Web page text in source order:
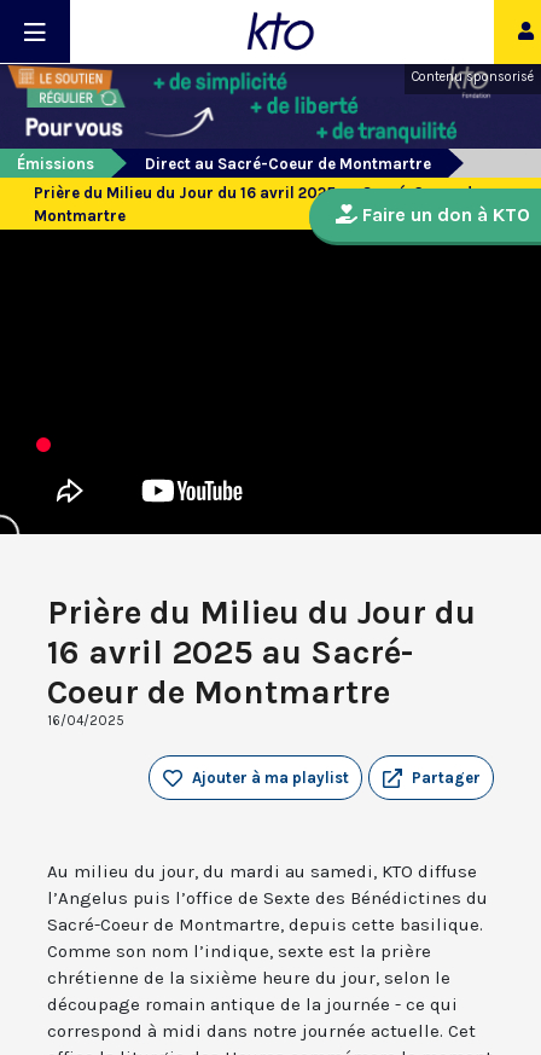
Contenu sponsorisé
Émissions
Direct au Sacré-Coeur de Montmartre
Prière du Milieu du Jour du 16 avril 2025 au Sacré-Coeur de
Montmartre
Prière du Milieu du Jour du
16 avril 2025 au Sacré-
Coeur de Montmartre
16/04/2025
Partager
Ajouter à ma playlist
Au milieu du jour, du mardi au samedi, KTO diffuse
l’Angelus puis l’office de Sexte des Bénédictines du
Sacré-Coeur de Montmartre, depuis cette basilique.
Comme son nom l’indique, sexte est la prière
chrétienne de la sixième heure du jour, selon le
découpage romain antique de la journée - ce qui
correspond à midi dans notre journée actuelle. Cet
Faire un don à KTO